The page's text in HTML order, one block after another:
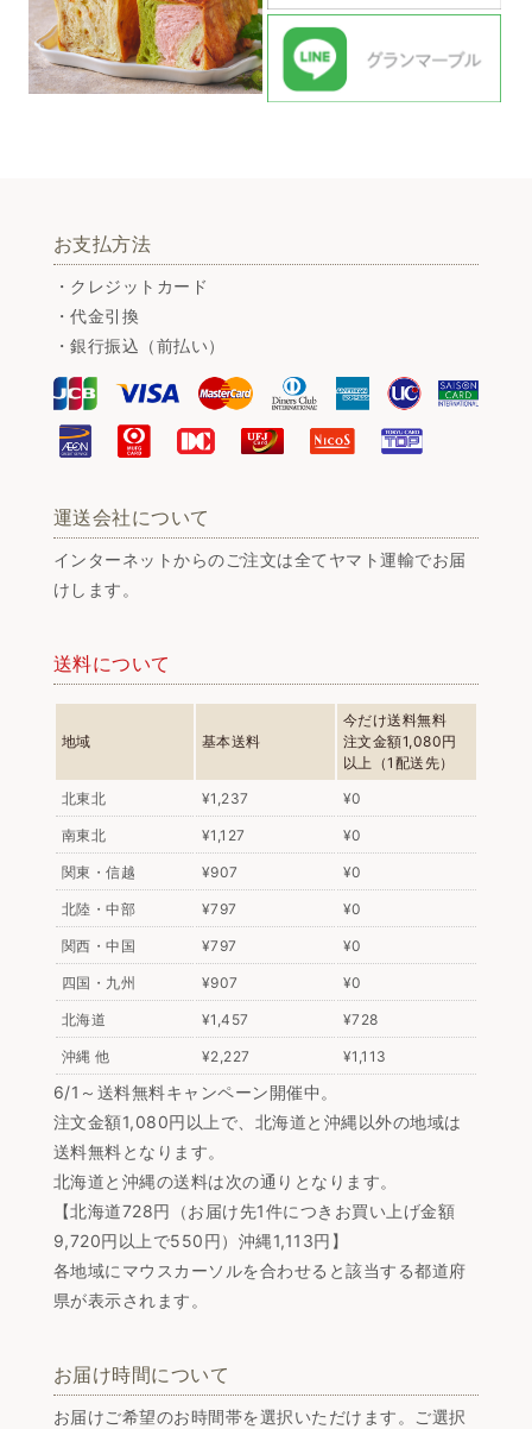
お支払方法
・クレジットカード
・代金引換
・銀行振込（前払い）
運送会社について
インターネットからのご注文は全てヤマト運輸でお届
けします。
送料について
地域 基本送料
今だけ送料無料
注文金額1,080円
以上（1配送先）
北東北
¥1,237 ¥0
南東北 ¥1,127 ¥0
関東・信越 ¥907 ¥0
北陸・中部 ¥797 ¥0
関西・中国 ¥797 ¥0
四国・九州 ¥907 ¥0
北海道 ¥1,457 ¥728
沖縄 他 ¥2,227 ¥1,113
6/1～送料無料キャンペーン開催中。
注文金額1,080円以上で、北海道と沖縄以外の地域は
送料無料となります。
北海道と沖縄の送料は次の通りとなります。
【北海道728円（お届け先1件につきお買い上げ金額
9,720円以上で550円）沖縄1,113円】
各地域にマウスカーソルを合わせると該当する都道府
県が表示されます。
お届け時間について
お届けご希望のお時間帯を選択いただけます。ご選択